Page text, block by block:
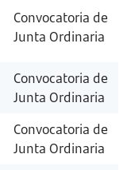
Convocatoria de
Junta Ordinaria
Convocatoria de
Junta Ordinaria
Convocatoria de
Junta Ordinaria